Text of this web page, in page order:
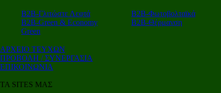
Β2Β-Γλιτώστε Λεφτά
Β2Β-Green & Economy
Green
Β2Β-Φωτοβολταϊκά
Β2Β-Θέρμανση
ΑΡΧΕΙΟ ΤΕΥΧΩΝ
ΠΡΟΒΟΛΗ / ΣΥΝΕΡΓΑΣΙΑ
ΕΠΙΚΟΙΝΩΝΙΑ
ΤΑ SITES ΜΑΣ